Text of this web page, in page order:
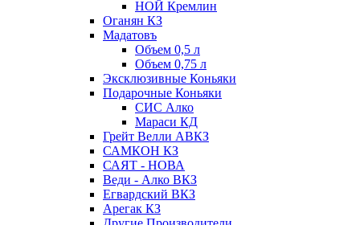
НОЙ Кремлин
Оганян КЗ
Мадатовъ
Объем 0,5 л
Объем 0,75 л
Эксклюзивные Коньяки
Подарочные Коньяки
СИС Алко
Мараси КД
Грейт Велли АВКЗ
САМКОН КЗ
САЯТ - НОВА
Веди - Алко ВКЗ
Егвардский ВКЗ
Арегак КЗ